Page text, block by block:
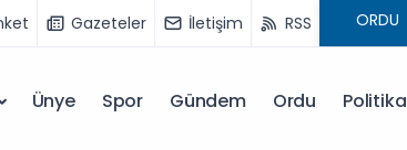
Gazeteler İletişim RSS
Ünye Spor Gündem Ordu Politika